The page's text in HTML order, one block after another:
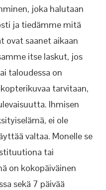
joka halutaan
ja tiedämme mitä
ovat saanet aikaan
itse laskut, jos
taloudessa on
tarvitaan,
Ihmisen
ei ole
valtaa. Monelle se
tai
on kokopäiväinen
sekä 7 päivää